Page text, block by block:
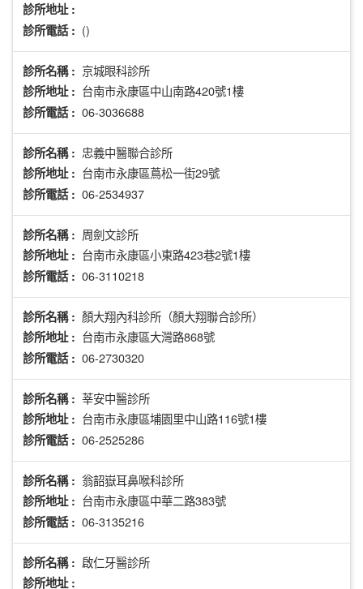
診所地址 :
診所電話 : ()
診所名稱 : 京城眼科診所
診所地址 : 台南市永康區中山南路420號1樓
診所電話 : 06-3036688
診所名稱 : 忠義中醫聯合診所
診所地址 : 台南市永康區蔦松一街29號
診所電話 : 06-2534937
診所名稱 : 周劍文診所
診所地址 : 台南市永康區小東路423巷2號1樓
診所電話 : 06-3110218
診所名稱 : 顏大翔內科診所（顏大翔聯合診所）
診所地址 : 台南市永康區大灣路868號
診所電話 : 06-2730320
診所名稱 : 莘安中醫診所
診所地址 : 台南市永康區埔園里中山路116號1樓
診所電話 : 06-2525286
診所名稱 : 翁韶嶽耳鼻喉科診所
診所地址 : 台南市永康區中華二路383號
診所電話 : 06-3135216
診所名稱 : 啟仁牙醫診所
診所地址 :